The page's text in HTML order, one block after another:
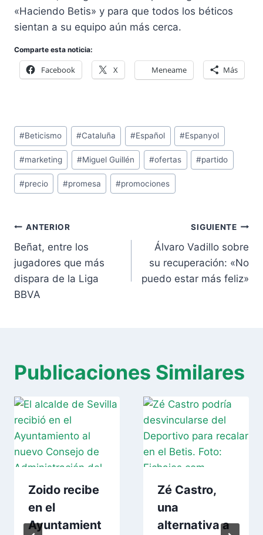
«Haciendo Betis» y para que todos los béticos
sientan a su equipo aún más cerca.
Comparte esta noticia:
Facebook X Meneame Más
Etiquetas
de
la
entrada:
#Beticismo #Cataluña #Español #Espanyol
#marketing #Miguel Guillén #ofertas #partido
#precio #promesa #promociones
Navegación
de
entradas
ANTERIOR
Beñat, entre los
jugadores que más
dispara de la Liga
BBVA
SIGUIENTE
Álvaro Vadillo sobre
su recuperación: «No
puedo estar más feliz»
Publicaciones Similares
Zoido recibe
en el
Ayuntamient
Zé Castro,
una
alternativa a